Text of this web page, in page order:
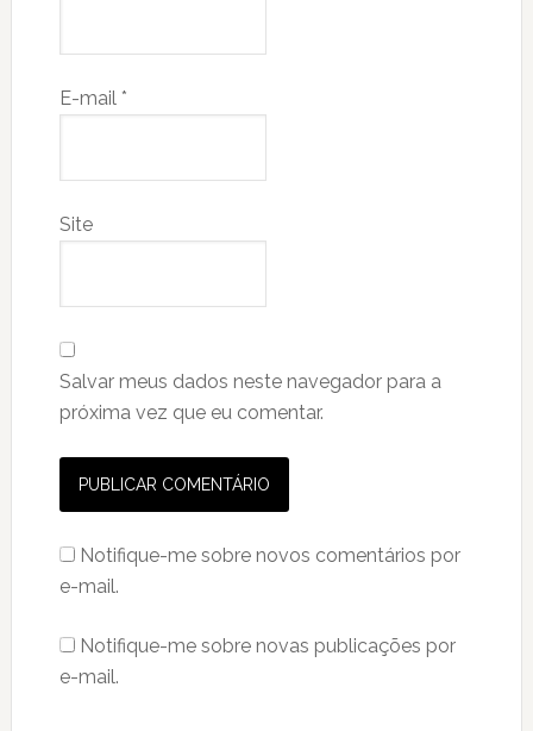
E-mail *
Site
Salvar meus dados neste navegador para a
próxima vez que eu comentar.
Notifique-me sobre novos comentários por
e-mail.
Notifique-me sobre novas publicações por
e-mail.